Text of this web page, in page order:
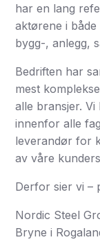
har en lang
aktørene i
bygg-, anlegg,
Bedriften har
mest
alle bransjer.
innenfor alle
leverandør for
av våre
Derfor sier vi –
Nordic Steel
Bryne i